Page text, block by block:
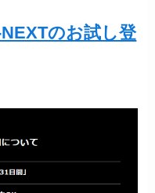
NEXTのお試し登